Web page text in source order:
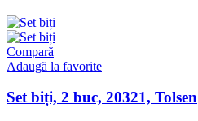
Compară
Adaugă la favorite
Set biți, 2 buc, 20321, Tolsen